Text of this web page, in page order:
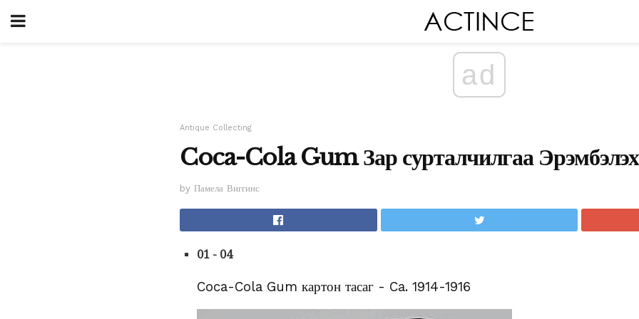
ad
Antique Collecting
Coca-Cola Gum Зар сурталчилгаа
by Памела Виггинс
01 - 04
Coca-Cola Gum картон тасаг - Ca. 1914-1916